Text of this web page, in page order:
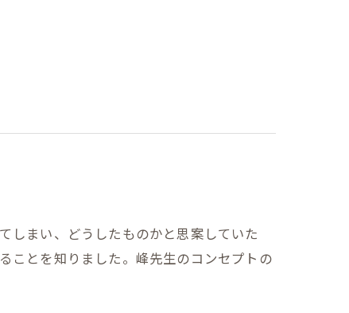
しまい、どうしたものかと思案していた
ことを知りました。峰先生のコンセプトの